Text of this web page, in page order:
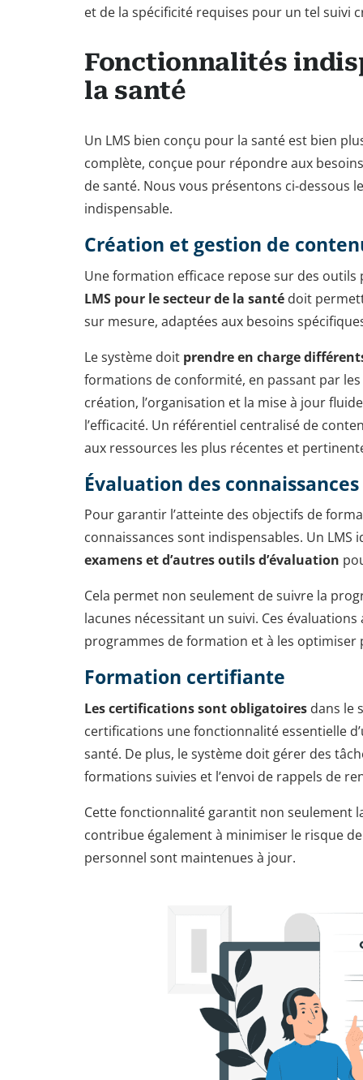
et de la spécificité requises pour un tel suivi
Fonctionnalités
la santé
Un LMS bien conçu pour la santé est bien
complète, conçue pour répondre aux
de santé. Nous vous présentons ci-dessous
indispensable.
Création et gestion de
Une formation efficace repose sur des
LMS pour le secteur de la santé doit
sur mesure, adaptées aux besoins
Le système doit prendre en charge
formations de conformité, en passant par
création, l’organisation et la mise à jour
l’efficacité. Un référentiel centralisé de
aux ressources les plus récentes et
Évaluation des connaissances
Pour garantir l’atteinte des objectifs de
connaissances sont indispensables. Un
examens et d’autres outils d’évaluation
Cela permet non seulement de suivre la
lacunes nécessitant un suivi. Ces
programmes de formation et à les
Formation certifiante
Les certifications sont obligatoires dans le
certifications une fonctionnalité essentielle
santé. De plus, le système doit gérer des
formations suivies et l’envoi de rappels de
Cette fonctionnalité garantit non seulement
contribue également à minimiser le risque
personnel sont maintenues à jour.